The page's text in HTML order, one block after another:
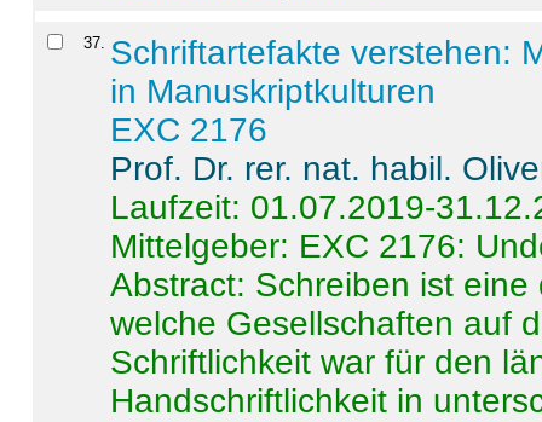
37. Schriftartefakte verstehen:
in Manuskriptkulturen
EXC 2176
Prof. Dr. rer. nat. habil.
Laufzeit: 01.07.2019-
Mittelgeber: EXC 2176:
Abstract: Schreiben ist
welche Gesellschaften auf
Schriftlichkeit war für den
Handschriftlichkeit in